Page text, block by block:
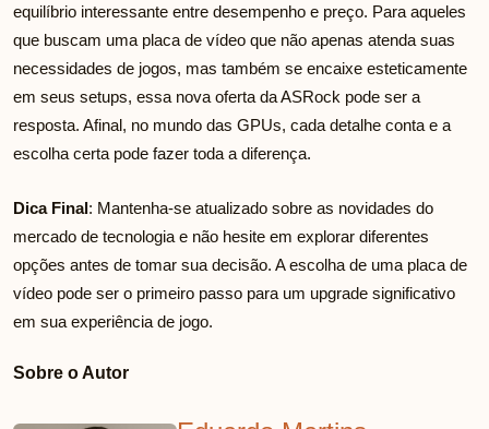
equilíbrio interessante entre desempenho e preço. Para aqueles
que buscam uma placa de vídeo que não apenas atenda suas
necessidades de jogos, mas também se encaixe esteticamente
em seus setups, essa nova oferta da ASRock pode ser a
resposta. Afinal, no mundo das GPUs, cada detalhe conta e a
escolha certa pode fazer toda a diferença.
Dica Final: Mantenha-se atualizado sobre as novidades do
mercado de tecnologia e não hesite em explorar diferentes
opções antes de tomar sua decisão. A escolha de uma placa de
vídeo pode ser o primeiro passo para um upgrade significativo
em sua experiência de jogo.
Sobre o Autor